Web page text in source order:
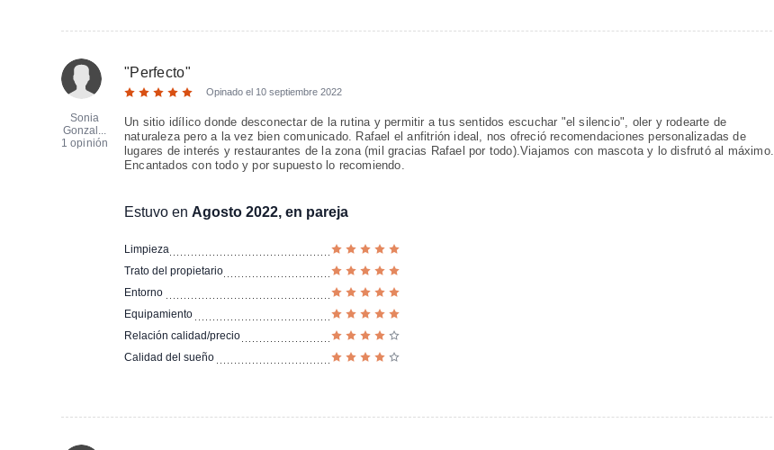
Sonia
Gonzal...
1 opinión
"Perfecto"
Opinado el 10 septiembre 2022
Un sitio idílico donde desconectar de la rutina y permitir a tus sentidos escuchar "el silencio", oler y rodearte de
naturaleza pero a la vez bien comunicado. Rafael el anfitrión ideal, nos ofreció recomendaciones personalizadas de
lugares de interés y restaurantes de la zona (mil gracias Rafael por todo).Viajamos con mascota y lo disfrutó al máximo.
Encantados con todo y por supuesto lo recomiendo.
Estuvo en Agosto 2022, en pareja
Limpieza
Trato del propietario
Entorno
Equipamiento
Relación calidad/precio
Calidad del sueño